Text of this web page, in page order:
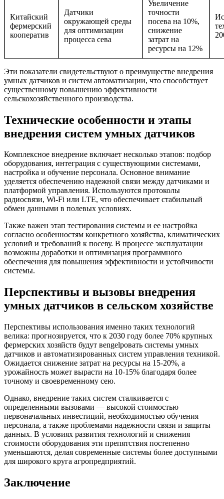
Китайский
фермерский
кооператив
Датчики
окружающей среды
для оптимизации
процесса сева
Увеличение
точности
посева на 10%,
снижение
затрат на
ресурсы на 12%
Эти показатели свидетельствуют о преимуществе внедрения
умных датчиков и систем автоматизации, что способствует
существенному повышению эффективности
сельскохозяйственного производства.
Технические особенности и этапы
внедрения систем умных датчиков
Комплексное внедрение включает несколько этапов: подбор
оборудования, интеграция с существующими системами,
настройка и обучение персонала. Основное внимание
уделяется обеспечению надежной связи между датчиками и
платформой управления. Используются протоколы
радиосвязи, Wi-Fi или LTE, что обеспечивает стабильный
обмен данными в полевых условиях.
Также важен этап тестирования системы и ее настройка
согласно особенностям конкретного хозяйства, климатических
условий и требований к посеву. В процессе эксплуатации
возможны доработки и оптимизация программного
обеспечения для повышения эффективности и устойчивости
системы.
Перспективы и вызовы внедрения
умных датчиков в сельском хозяйстве
Перспективы использования именно таких технологий
велика: прогнозируется, что к 2030 году более 70% крупных
фермерских хозяйств будут вengelровать системы умных
датчиков и автоматизированных систем управления техникой.
Ожидается снижение затрат на ресурсы на 15-20%, а
урожайность может вырасти на 10-15% благодаря более
точному и своевременному сею.
Однако, внедрение таких систем сталкивается с
определенными вызовами — высокой стоимостью
первоначальных инвестиций, необходимостью обучения
персонала, а также проблемами надежности связи и защиты
данных. В условиях развития технологий и снижения
стоимости оборудования эти препятствия постепенно
уменьшаются, делая современные системы более доступными
для широкого круга агропредприятий.
Заключение